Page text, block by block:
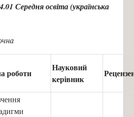
Середня освіта (українська
роботи
Науковий
керівник